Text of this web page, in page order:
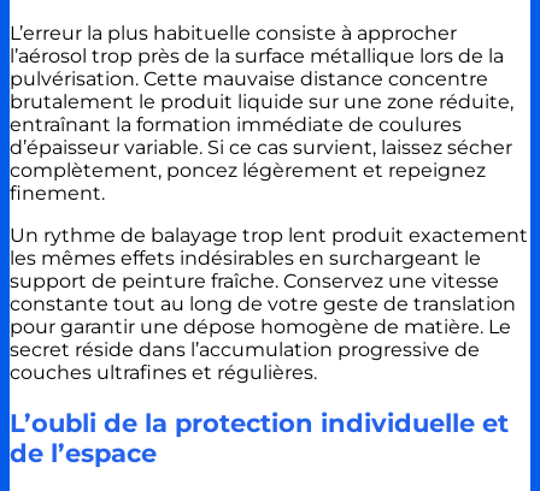
L’erreur la plus habituelle consiste à approcher
l’aérosol trop près de la surface métallique lors de la
pulvérisation. Cette mauvaise distance concentre
brutalement le produit liquide sur une zone réduite,
entraînant la formation immédiate de coulures
d’épaisseur variable. Si ce cas survient, laissez sécher
complètement, poncez légèrement et repeignez
finement.
Un rythme de balayage trop lent produit exactement
les mêmes effets indésirables en surchargeant le
support de peinture fraîche. Conservez une vitesse
constante tout au long de votre geste de translation
pour garantir une dépose homogène de matière. Le
secret réside dans l’accumulation progressive de
couches ultrafines et régulières.
L’oubli de la protection individuelle et
de l’espace